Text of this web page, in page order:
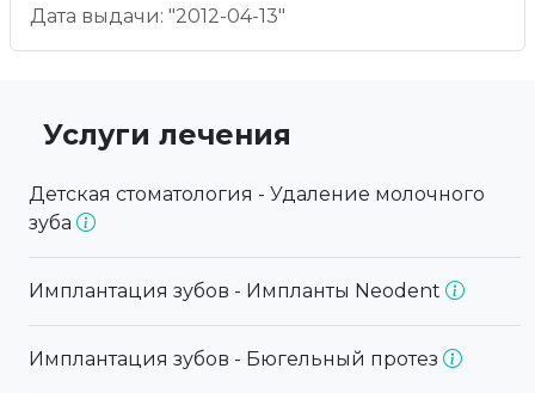
Дата выдачи: "2012-04-13"
Услуги лечения
Детская стоматология - Удаление молочного
зуба
Имплантация зубов - Импланты Neodent
Имплантация зубов - Бюгельный протез